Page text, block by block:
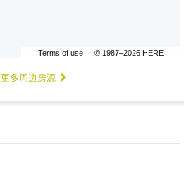
Terms of use © 1987–2026 HERE
更多周边房源